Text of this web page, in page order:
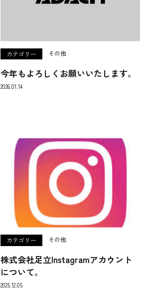
カテゴリー その他
今年もよろしくお願いいたします。
2026.01.14
カテゴリー その他
株式会社足立Instagramアカウント
について。
2025.12.05